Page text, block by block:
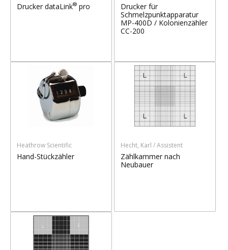
Drucker dataLink®pro
Drucker für
Schmelzpunktapparatur
MP-400D / Kolonienzähler
CC-200
Heathrow Scientific
Hand-Stückzähler
Hecht, Karl / Assistent
Zählkammer nach
Neubauer